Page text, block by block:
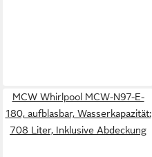
MCW Whirlpool MCW-N97-E-
180, aufblasbar, Wasserkapazität:
708 Liter, Inklusive Abdeckung